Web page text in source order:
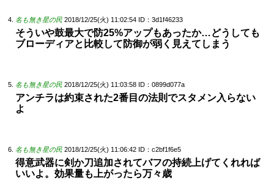
名も無き星の民 2018/12/25(火) 11:02:54 ID：3d1f46233
そういや鼓最大で防25%アップもあったか…どうしても
ブローディアと比較して防御が弱く見えてしまう
名も無き星の民 2018/12/25(火) 11:03:58 ID：0899d077a
アンチラは約束された2番目の法則でスタメン入らない
よ
名も無き星の民 2018/12/25(火) 11:06:42 ID：c2bf1f6e5
得意武器に剣か刀追加されてバフの持続上げてくれれば
いいよ。効果量も上がったら万々歳